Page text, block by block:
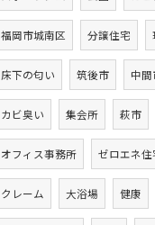
福岡市城南区 分譲住宅
床下の匂い 筑後市 中間
カビ臭い 集会所 萩市
オフィス事務所 ゼロエネ住
クレーム 大浴場 健康